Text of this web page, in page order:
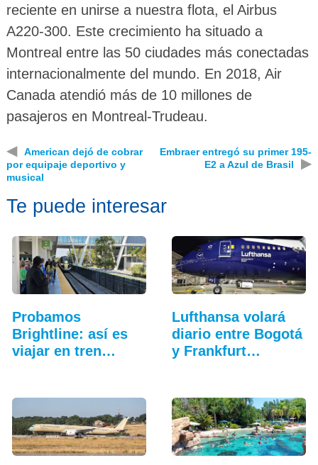
reciente en unirse a nuestra flota, el Airbus
A220-300. Este crecimiento ha situado a
Montreal entre las 50 ciudades más conectadas
internacionalmente del mundo. En 2018, Air
Canada atendió más de 10 millones de
pasajeros en Montreal-Trudeau.
◀
American dejó de cobrar
por equipaje deportivo y
musical
Embraer entregó su primer 195-
E2 a Azul de Brasil
▶
Te puede interesar
Probamos
Brightline: así es
viajar en tren
Lufthansa volará
diario entre Bogotá
y Frankfurt…